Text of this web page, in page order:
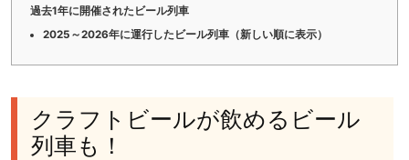
過去1年に開催されたビール列車
2025～2026年に運行したビール列車（新しい順に表示）
クラフトビールが飲めるビール
列車も！